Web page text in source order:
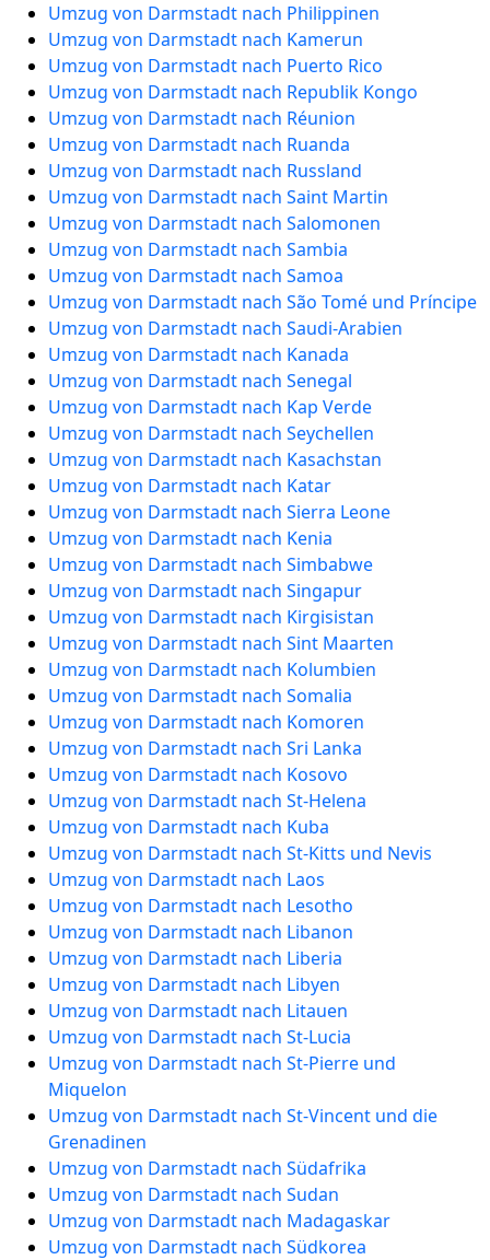
Umzug von Darmstadt nach Philippinen
Umzug von Darmstadt nach Kamerun
Umzug von Darmstadt nach Puerto Rico
Umzug von Darmstadt nach Republik Kongo
Umzug von Darmstadt nach Réunion
Umzug von Darmstadt nach Ruanda
Umzug von Darmstadt nach Russland
Umzug von Darmstadt nach Saint Martin
Umzug von Darmstadt nach Salomonen
Umzug von Darmstadt nach Sambia
Umzug von Darmstadt nach Samoa
Umzug von Darmstadt nach São Tomé und Príncipe
Umzug von Darmstadt nach Saudi-Arabien
Umzug von Darmstadt nach Kanada
Umzug von Darmstadt nach Senegal
Umzug von Darmstadt nach Kap Verde
Umzug von Darmstadt nach Seychellen
Umzug von Darmstadt nach Kasachstan
Umzug von Darmstadt nach Katar
Umzug von Darmstadt nach Sierra Leone
Umzug von Darmstadt nach Kenia
Umzug von Darmstadt nach Simbabwe
Umzug von Darmstadt nach Singapur
Umzug von Darmstadt nach Kirgisistan
Umzug von Darmstadt nach Sint Maarten
Umzug von Darmstadt nach Kolumbien
Umzug von Darmstadt nach Somalia
Umzug von Darmstadt nach Komoren
Umzug von Darmstadt nach Sri Lanka
Umzug von Darmstadt nach Kosovo
Umzug von Darmstadt nach St-Helena
Umzug von Darmstadt nach Kuba
Umzug von Darmstadt nach St-Kitts und Nevis
Umzug von Darmstadt nach Laos
Umzug von Darmstadt nach Lesotho
Umzug von Darmstadt nach Libanon
Umzug von Darmstadt nach Liberia
Umzug von Darmstadt nach Libyen
Umzug von Darmstadt nach Litauen
Umzug von Darmstadt nach St-Lucia
Umzug von Darmstadt nach St-Pierre und
Miquelon
Umzug von Darmstadt nach St-Vincent und die
Grenadinen
Umzug von Darmstadt nach Südafrika
Umzug von Darmstadt nach Sudan
Umzug von Darmstadt nach Madagaskar
Umzug von Darmstadt nach Südkorea